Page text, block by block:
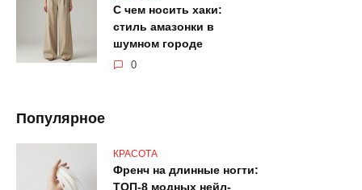
С чем носить хаки:
стиль амазонки в
шумном городе
0
Популярное
КРАСОТА
Френч на длинные ногти:
ТОП-8 модных нейл-